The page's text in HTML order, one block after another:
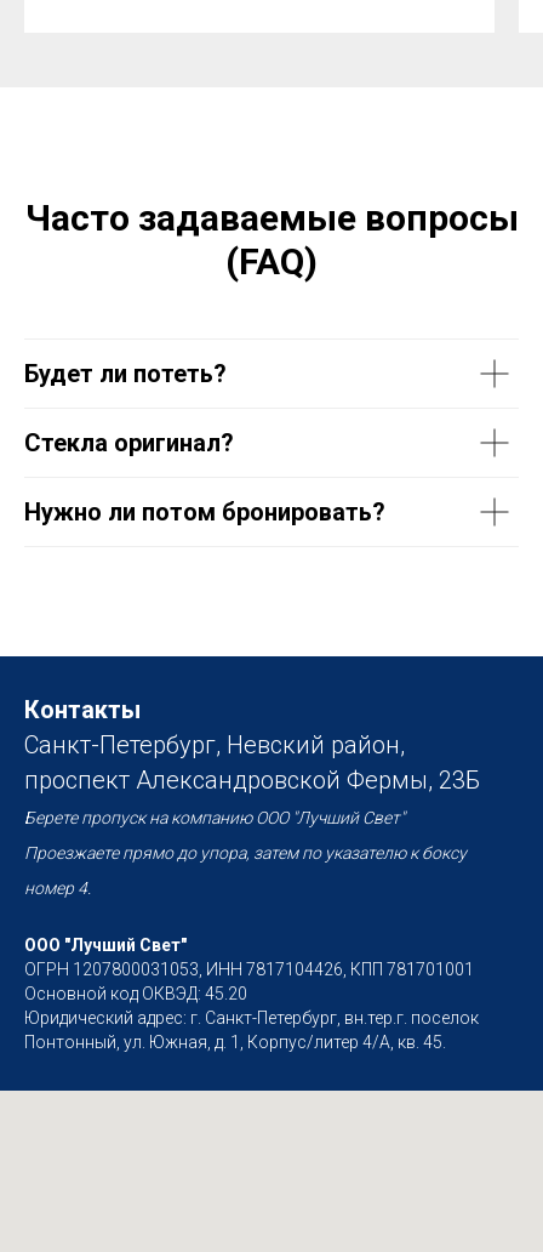
Часто задаваемые вопросы
(FAQ)
Будет ли потеть?
Стекла оригинал?
Нужно ли потом бронировать?
Контакты
Санкт-Петербург, Невский район,
проспект Александровской Фермы, 23Б
Берете пропуск на компанию ООО "Лучший Свет"
Проезжаете прямо до упора, затем по указателю к боксу
номер 4.
ООО "Лучший Свет"
ОГРН 1207800031053, ИНН 7817104426, КПП 781701001
Основной код ОКВЭД: 45.20
Юридический адрес: г. Санкт-Петербург, вн.тер.г. поселок
Понтонный, ул. Южная, д. 1, Корпус/литер 4/А, кв. 45.